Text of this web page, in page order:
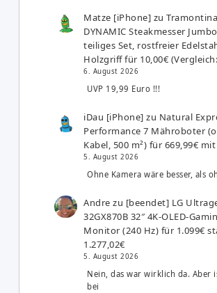
Matze [iPhone] zuTramontina
DYNAMIC Steakmesser
teiliges Set, rostfreier
Holzgriff für 10,00€
6. August 2026
UVP 19,99 Euro !!!
iDau [iPhone] zu Natural
Performance 7 Mähroboter
Kabel, 500 m²) für 669,99€
5. August 2026
Ohne Kamera wäre besser, als
Andre zu [beendet] LG
32GX870B 32″ 4K-OLED-
Monitor (240 Hz) für 1.099€
1.277,02€
5. August 2026
Nein, das war wirklich da. Aber
bei